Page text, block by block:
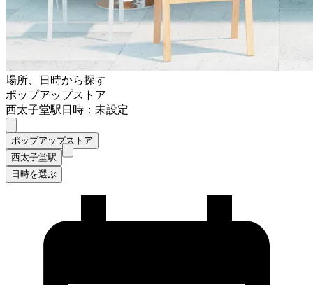
場所、日時から探す
ポップアップストア
西太子堂駅日時：未設定
ポップアップストア
西太子堂駅
日時を選ぶ